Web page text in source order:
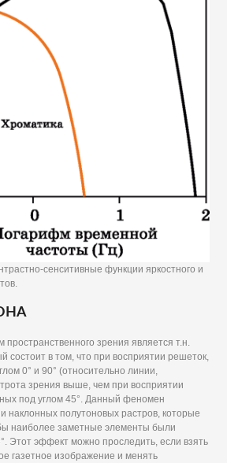
сенситивные функции яркостного и
зрения является т.н.
состоит в том, что при восприятии решеток,
0° и 90° (относительно линии,
зрения выше, чем при восприятии
под углом 45°. Данный феномен
наклонных полутоновых растров, которые
наиболее заметные элементы были
Этот эффект можно проследить, если взять
газетное изображение и менять